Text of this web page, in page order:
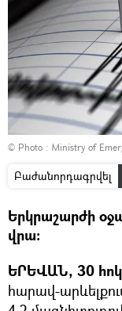
© Photo : Ministry of
Բաժանորդագրվել
Երկրաշարժի
վրա:
ԵՐԵՎԱՆ, 30
հարավ-